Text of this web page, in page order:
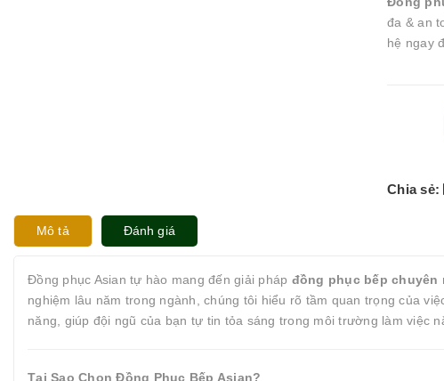
đa & an
hệ ngay
Chia sẻ:
Mô tả Đánh giá
Đồng phục Asian tự hào mang đến giải pháp đồng phục bếp chuyên
nghiệm lâu năm trong ngành, chúng tôi hiểu rõ tầm quan trọng của
năng, giúp đội ngũ của bạn tự tin tỏa sáng trong môi trường làm việc
Tại Sao Chọn Đồng Phục Bếp Asian?